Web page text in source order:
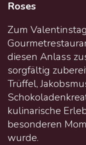
Roses
Zum
diesen Anlass
sorgfältig
Trüffel,
kulinarische
besonderen
wurde.